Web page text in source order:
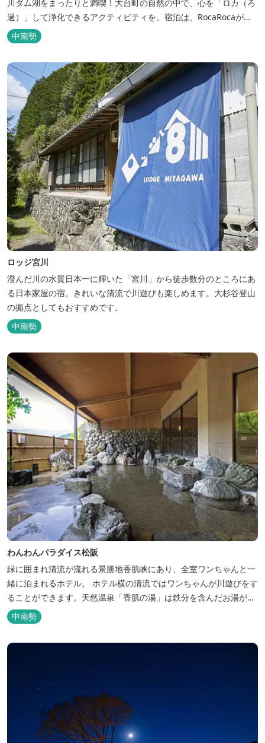
川ダム湖をまったりと満喫！大台町の自然の中で、心を「ロカ（ろ
過）」して浄化できるアクティビティを。宿泊は、RocaRocaが運
営する「キャンプスタイルの宿やまがら」へ！
中南勢
ロッジ宮川
澄んだ川の水質日本一に輝いた「宮川」から徒歩数分のところにあ
る日本家屋の宿。きれいな清流で川遊びも楽しめます。大杉谷登山
の拠点としてもおすすめです。
中南勢
わんわんパラダイス松阪
緑に囲まれ清流が流れる景勝地香肌峡にあり、全室ワンちゃんと一
緒に泊まれるホテル。 ホテル横の清流ではワンちゃんが川遊びをす
ることができます。天然温泉「香肌の湯」は鉄分を含んだお湯が特
徴。 松阪の観光情報は、松阪観光インフォメーションサイト ワク
ワク松阪 へ。
中南勢